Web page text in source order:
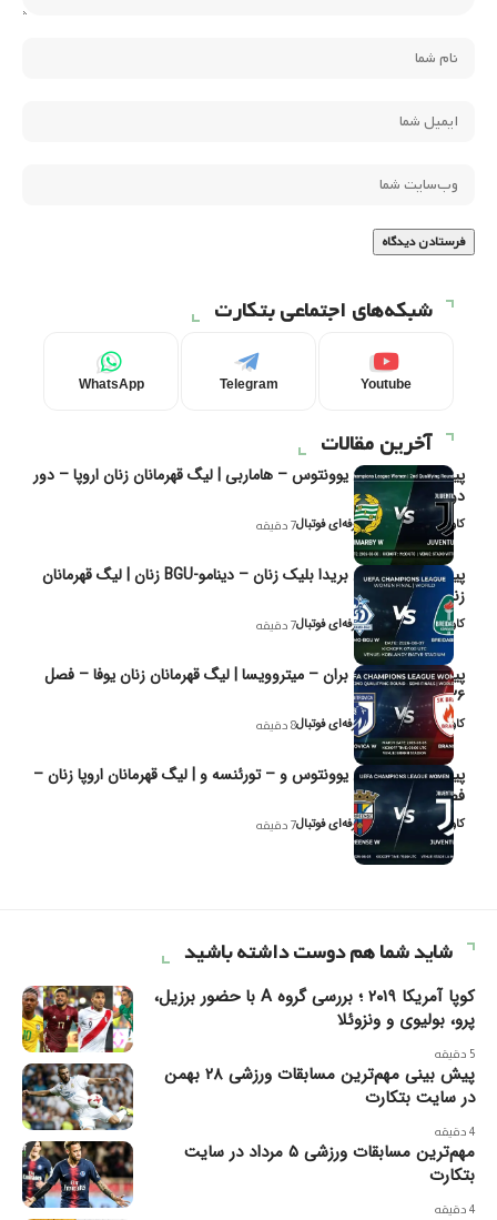
شبکه‌های اجتماعی بتکارت
Youtube
Telegram
WhatsApp
آخرین مقالات
پیش‌بینی و تحلیل یوونتوس – هاماربی | لیگ قهرمانان زنان اروپا – دور
دوم مرحله
کاوه نیک‌فر، تحلیل‌گر حرفه‌ای فوتبال7 دقیقه
پیش‌بینی و تحلیل بریدا بلیک زنان – دینامو-BGU زنان | لیگ قهرمانان
زنان یوفا
کاوه نیک‌فر، تحلیل‌گر حرفه‌ای فوتبال7 دقیقه
پیش‌بینی و تحلیل بران – میتروویسا | لیگ قهرمانان زنان یوفا – فصل
۲۰۲۶
کاوه نیک‌فر، تحلیل‌گر حرفه‌ای فوتبال8 دقیقه
پیش‌بینی و تحلیل یوونتوس و – تورئنسه و | لیگ قهرمانان اروپا زنان –
فصل ۲۰۲۶
کاوه نیک‌فر، تحلیل‌گر حرفه‌ای فوتبال7 دقیقه
شاید شما هم دوست داشته باشید
کوپا آمریکا ۲۰۱۹ ؛ بررسی گروه A با حضور برزیل،
پرو، بولیوی و ونزوئلا
5 دقیقه
پیش بینی مهم‌ترین مسابقات ورزشی ۲۸ بهمن
در سایت بتکارت
4 دقیقه
مهم‌ترین مسابقات ورزشی ۵ مرداد در سایت
بتکارت
4 دقیقه